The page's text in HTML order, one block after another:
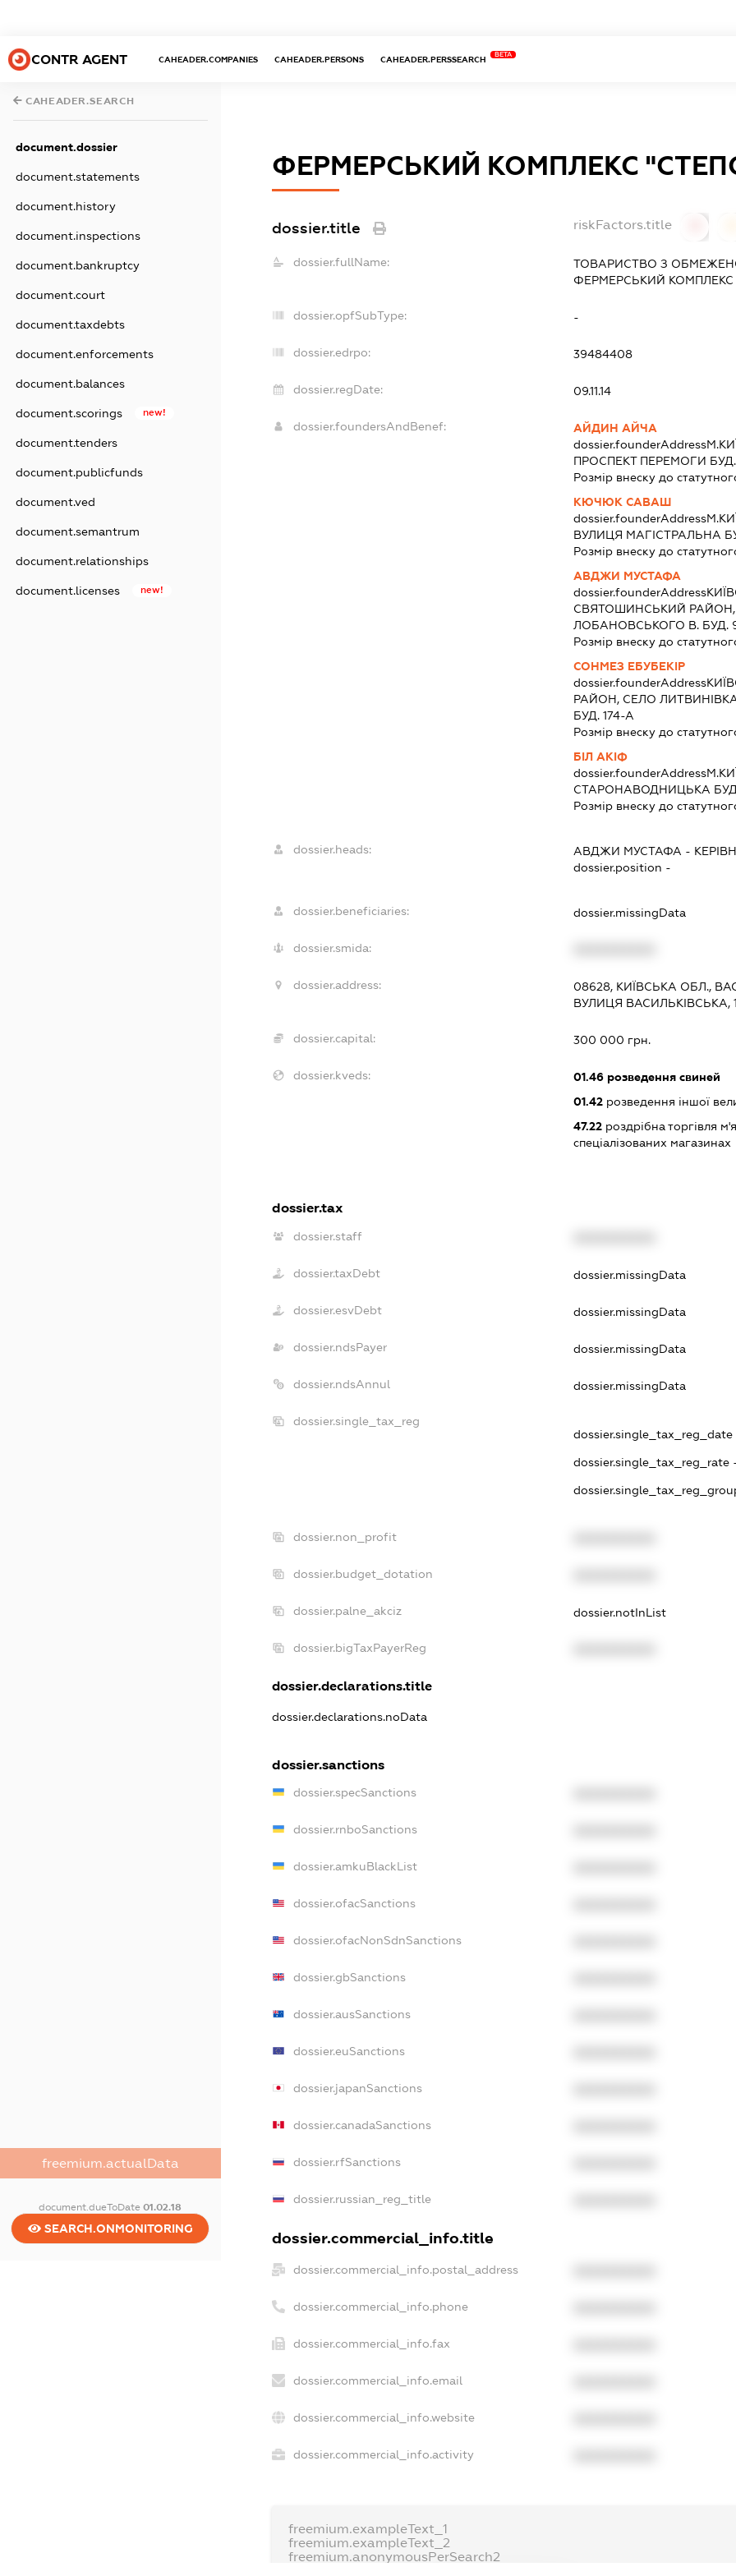
CONTR AGENT CAHEADER.COMPANIES CAHEADER.PERSONS CAHEADER.PERSSEARCH
BETA
CAHEADER.SEARCH
document.dossier
document.statements
document.history
document.inspections
document.bankruptcy
document.court
document.taxdebts
document.enforcements
document.balances
document.scorings new!
document.tenders
document.publicfunds
document.ved
document.semantrum
document.relationships
document.licenses new!
freemium.actualData
document.dueToDate01.02.18
SEARCH.ONMONITORING
ФЕРМЕРСЬКИЙ КОМПЛЕКС
dossier.title riskFactors.title
dossier.fullName:
ТОВАРИСТВО З
ФЕРМЕРСЬКИЙ КОМПЛЕКС
dossier.opfSubType: -
dossier.edrpo: 39484408
dossier.regDate: 09.11.14
dossier.foundersAndBenef:
АЙДИН АЙЧА
dossier.founderAddress
ПРОСПЕКТ ПЕРЕМОГИ БУД.
Розмір внеску до
КЮЧЮК САВАШ
dossier.founderAddress
ВУЛИЦЯ МАГІСТРАЛЬНА
Розмір внеску до
АВДЖИ МУСТАФА
dossier.founderAddress
СВЯТОШИНСЬКИЙ
ЛОБАНОВСЬКОГО В. БУД.
Розмір внеску до
СОНМЕЗ ЕБУБЕКІР
dossier.founderAddress
РАЙОН, СЕЛО
БУД. 174-А
Розмір внеску до
БІЛ АКІФ
dossier.founderAddress
СТАРОНАВОДНИЦЬКА БУД.
Розмір внеску до
dossier.heads: АВДЖИ МУСТАФА -
dossier.position -
dossier.beneficiaries: dossier.missingData
dossier.smida:
dossier.address:
08628, КИЇВСЬКА ОБЛ.,
ВУЛИЦЯ ВАСИЛЬКІВСЬКА,
dossier.capital: 300 000 грн.
dossier.kveds: 01.46 розведення свиней
01.42 розведення іншої
47.22 роздрібна торгівля
спеціалізованих магазинах
dossier.tax
dossier.staff
dossier.taxDebt dossier.missingData
dossier.esvDebt dossier.missingData
dossier.ndsPayer dossier.missingData
dossier.ndsAnnul dossier.missingData
dossier.single_tax_reg
dossier.single_tax_reg_date -
dossier.single_tax_reg_rate
dossier.non_profit
dossier.budget_dotation
dossier.palne_akciz dossier.notInList
dossier.bigTaxPayerReg
dossier.declarations.title
dossier.declarations.noData
dossier.sanctions
dossier.specSanctions
dossier.rnboSanctions
dossier.amkuBlackList
dossier.ofacSanctions
dossier.ofacNonSdnSanctions
dossier.gbSanctions
dossier.ausSanctions
dossier.euSanctions
dossier.japanSanctions
dossier.canadaSanctions
dossier.rfSanctions
dossier.russian_reg_title
dossier.commercial_info.title
dossier.commercial_info.postal_address
dossier.commercial_info.phone
dossier.commercial_info.fax
dossier.commercial_info.email
dossier.commercial_info.website
dossier.commercial_info.activity
freemium.exampleText_1
freemium.exampleText_2
freemium.anonymousPerSearch2